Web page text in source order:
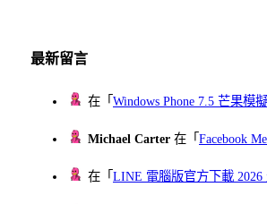
最新留言
在「Windows Phone 7.5 芒果模
Michael Carter 在「Facebook
在「LINE 電腦版官方下載 2026